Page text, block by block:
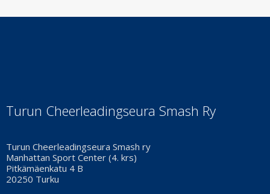
Turun Cheerleadingseura Smash Ry
Turun Cheerleadingseura Smash ry
Manhattan Sport Center (4. krs)
Pitkämäenkatu 4 B
20250 Turku